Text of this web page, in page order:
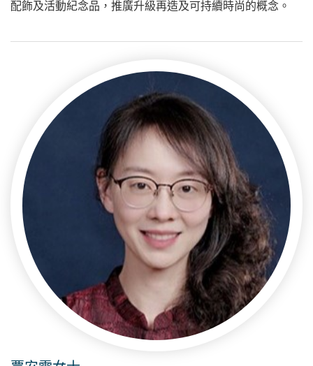
配飾及活動紀念品，推廣升級再造及可持續時尚的概念。